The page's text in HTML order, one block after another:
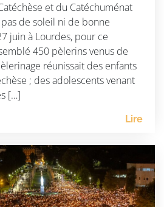
et du Catéchuménat
de soleil ni de bonne
juin à Lourdes, pour ce
450 pèlerins venus de
réunissait des enfants
; des adolescents venant
[…]
Lire